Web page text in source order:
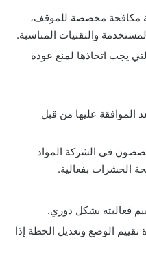
مكافحة مخصصة للموقف،
والتقنيات المناسبة.
يجب اتخاذها لمنع عودة
الموافقة عليها من قبل
في الشركة المواد
الحشرات بفعالية.
فعاليته بشكل دوري.
تقييم الوضع وتعديل الخطة إذا